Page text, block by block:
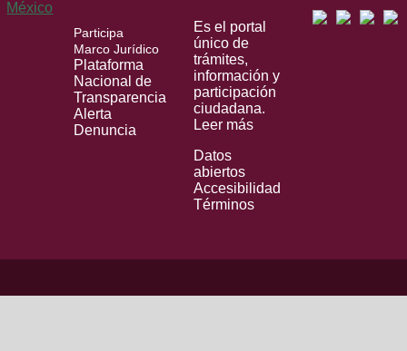
Participa
Marco Jurídico
Plataforma
Nacional de
Transparencia
Alerta
Denuncia
Es el portal
único de
trámites,
información y
participación
ciudadana.
Leer más
Datos
abiertos
Accesibilidad
Términos